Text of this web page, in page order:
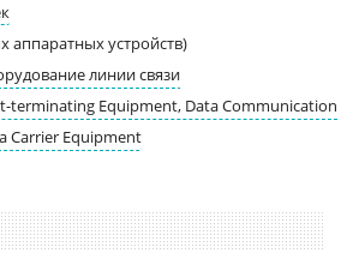
устройств)
линии связи
terminating Equipment, Data Communication
Carrier Equipment